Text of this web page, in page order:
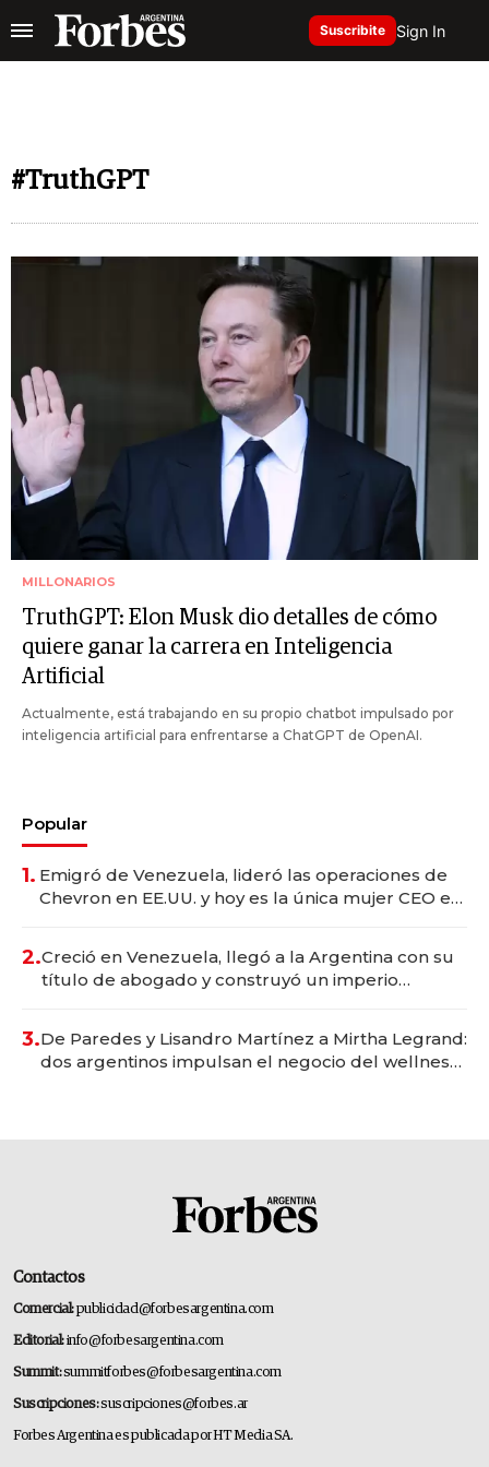
Suscribite Sign In
#TruthGPT
MILLONARIOS
TruthGPT: Elon Musk dio detalles de cómo
quiere ganar la carrera en Inteligencia
Artificial
Actualmente, está trabajando en su propio chatbot impulsado por
inteligencia artificial para enfrentarse a ChatGPT de OpenAI.
Popular
1. Emigró de Venezuela, lideró las operaciones de
Chevron en EE.UU. y hoy es la única mujer CEO en
2.Creció en Venezuela, llegó a la Argentina con su
título de abogado y construyó un imperio
3.De Paredes y Lisandro Martínez a Mirtha Legrand:
dos argentinos impulsan el negocio del wellness
Contactos
Comercial:publicidad@forbesargentina.com
Editorial:info@forbesargentina.com
Summit:summitforbes@forbesargentina.com
Suscripciones:suscripciones@forbes.ar
Forbes Argentina es publicada por HT Media SA.